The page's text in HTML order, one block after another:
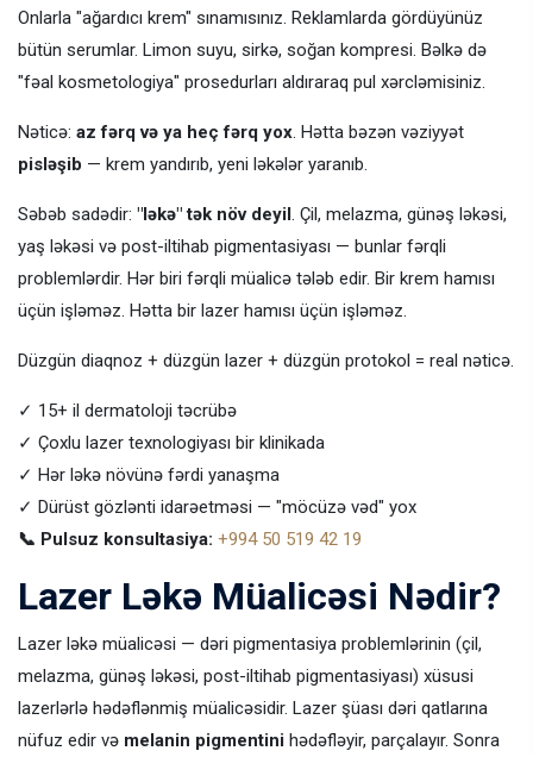
Onlarla "ağardıcı krem" sınamısınız. Reklamlarda gördüyünüz
bütün serumlar. Limon suyu, sirkə, soğan kompresi. Bəlkə də
"fəal kosmetologiya" prosedurları aldıraraq pul xərcləmisiniz.
Nəticə: az fərq və ya heç fərq yox . Hətta bəzən vəziyyət
pisləşib — krem yandırıb, yeni ləkələr yaranıb.
Səbəb sadədir: "ləkə" tək növ deyil . Çil, melazma, günəş ləkəsi,
yaş ləkəsi və post-iltihab pigmentasiyası — bunlar fərqli
problemlərdir. Hər biri fərqli müalicə tələb edir. Bir krem hamısı
üçün işləməz. Hətta bir lazer hamısı üçün işləməz.
Düzgün diaqnoz + düzgün lazer + düzgün protokol = real nəticə.
✓ 15+ il dermatoloji təcrübə
✓ Çoxlu lazer texnologiyası bir klinikada
✓ Hər ləkə növünə fərdi yanaşma
✓ Dürüst gözlənti idarəetməsi — "möcüzə vəd" yox
📞 Pulsuz konsultasiya: +994 50 519 42 19
Lazer Ləkə Müalicəsi Nədir?
Lazer ləkə müalicəsi — dəri pigmentasiya problemlərinin (çil,
melazma, günəş ləkəsi, post-iltihab pigmentasiyası) xüsusi
lazerlərlə hədəflənmiş müalicəsidir. Lazer şüası dəri qatlarına
nüfuz edir və melanin pigmentini hədəfləyir, parçalayır. Sonra